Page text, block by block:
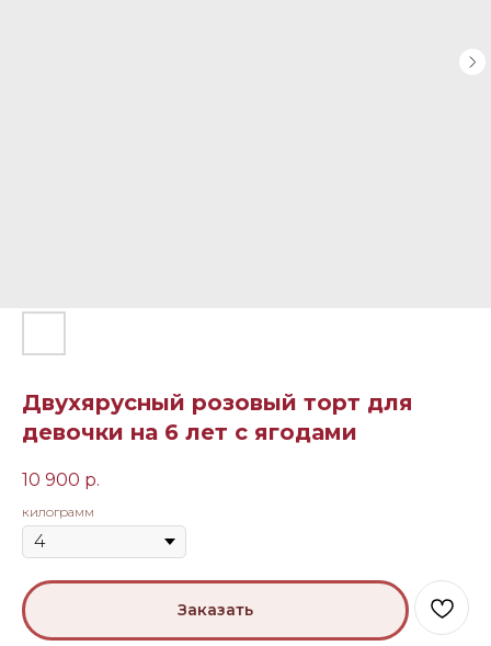
Двухярусный розовый торт для
девочки на 6 лет с ягодами
10 900 р.
килограмм
Заказать